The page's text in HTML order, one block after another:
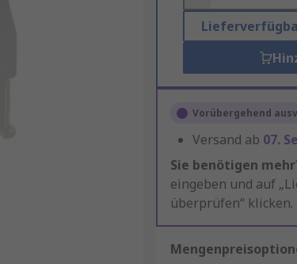
Vorübergehend
Versand ab 07.
Sie benötigen
eingeben und auf
überprüfen“ klicken.